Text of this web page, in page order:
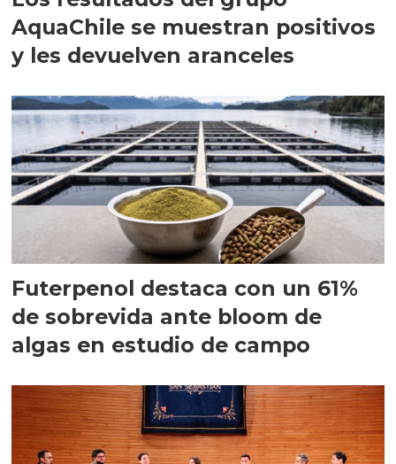
AquaChile se muestran positivos
y les devuelven aranceles
Futerpenol destaca con un 61%
de sobrevida ante bloom de
algas en estudio de campo